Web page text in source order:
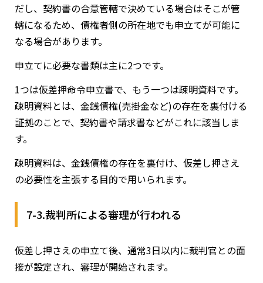
だし、契約書の合意管轄で決めている場合はそこが管
轄になるため、債権者側の所在地でも申立てが可能に
なる場合があります。
申立てに必要な書類は主に2つです。
1つは仮差押命令申立書で、もう一つは疎明資料です。
疎明資料とは、金銭債権(売掛金など)の存在を裏付ける
証拠のことで、契約書や請求書などがこれに該当しま
す。
疎明資料は、金銭債権の存在を裏付け、仮差し押さえ
の必要性を主張する目的で用いられます。
7-3.裁判所による審理が行われる
仮差し押さえの申立て後、通常3日以内に裁判官との面
接が設定され、審理が開始されます。